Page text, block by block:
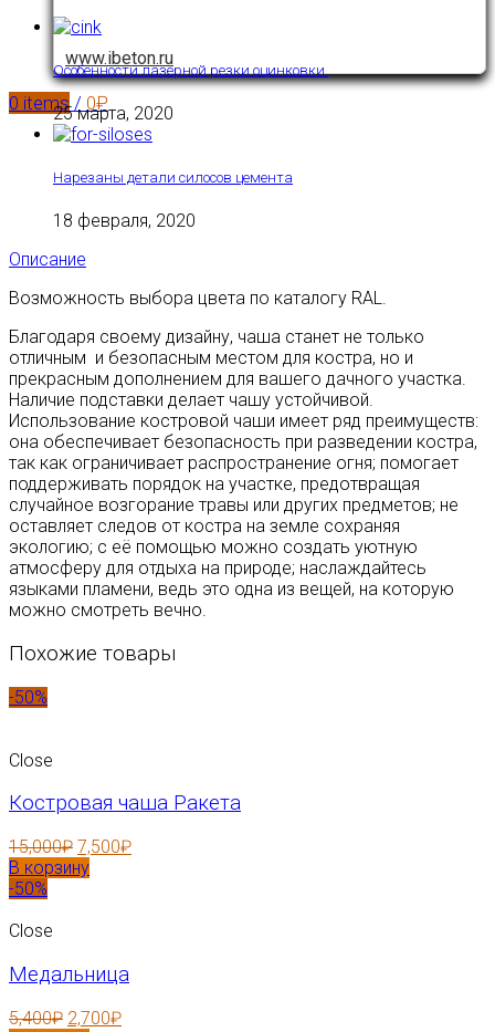
www.ibeton.ru
0 items / 0₽
Особенности лазерной резки оцинковки.
25 марта, 2020
Нарезаны детали силосов цемента
18 февраля, 2020
Описание
Возможность выбора цвета по каталогу RAL.
Благодаря своему дизайну, чаша станет не только
отличным и безопасным местом для костра, но и
прекрасным дополнением для вашего дачного участка.
Наличие подставки делает чашу устойчивой.
Использование костровой чаши имеет ряд преимуществ:
она обеспечивает безопасность при разведении костра,
так как ограничивает распространение огня; помогает
поддерживать порядок на участке, предотвращая
случайное возгорание травы или других предметов; не
оставляет следов от костра на земле сохраняя
экологию; с её помощью можно создать уютную
атмосферу для отдыха на природе; наслаждайтесь
языками пламени, ведь это одна из вещей, на которую
можно смотреть вечно.
Похожие товары
-50%
Close
Костровая чаша Ракета
15,000₽ 7,500₽
В корзину
-50%
Close
Медальница
5,400₽ 2,700₽